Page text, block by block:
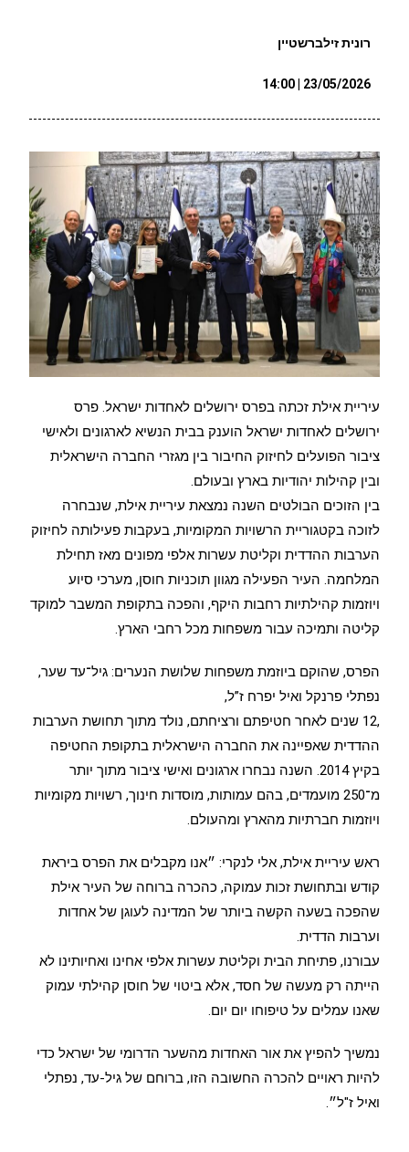
רונית זילברשטיין
23/05/2026 | 14:00
עיריית אילת זכתה בפרס ירושלים לאחדות ישראל. פרס
ירושלים לאחדות ישראל הוענק בבית הנשיא לארגונים ולאישי
ציבור הפועלים לחיזוק החיבור בין מגזרי החברה הישראלית
ובין קהילות יהודיות בארץ ובעולם.
בין הזוכים הבולטים השנה נמצאת עיריית אילת, שנבחרה
לזוכה בקטגוריית הרשויות המקומיות, בעקבות פעילותה לחיזוק
הערבות ההדדית וקליטת עשרות אלפי מפונים מאז תחילת
המלחמה. העיר הפעילה מגוון תוכניות חוסן, מערכי סיוע
ויוזמות קהילתיות רחבות היקף, והפכה בתקופת המשבר למוקד
קליטה ותמיכה עבור משפחות מכל רחבי הארץ.
הפרס, שהוקם ביוזמת משפחות שלושת הנערים: גיל־עד שער,
נפתלי פרנקל ואיל יפרח ז”ל,
,12 שנים לאחר חטיפתם ורציחתם, נולד מתוך תחושת הערבות
ההדדית שאפיינה את החברה הישראלית בתקופת החטיפה
בקיץ 2014. השנה נבחרו ארגונים ואישי ציבור מתוך יותר
מ־250 מועמדים, בהם עמותות, מוסדות חינוך, רשויות מקומיות
ויוזמות חברתיות מהארץ ומהעולם.
ראש עיריית אילת, אלי לנקרי: ״אנו מקבלים את הפרס ביראת
קודש ובתחושת זכות עמוקה, כהכרה ברוחה של העיר אילת
שהפכה בשעה הקשה ביותר של המדינה לעוגן של אחדות
וערבות הדדית.
עבורנו, פתיחת הבית וקליטת עשרות אלפי אחינו ואחיותינו לא
הייתה רק מעשה של חסד, אלא ביטוי של חוסן קהילתי עמוק
שאנו עמלים על טיפוחו יום יום.
נמשיך להפיץ את אור האחדות מהשער הדרומי של ישראל כדי
להיות ראויים להכרה החשובה הזו, ברוחם של גיל-עד, נפתלי
ואיל ז"ל״.